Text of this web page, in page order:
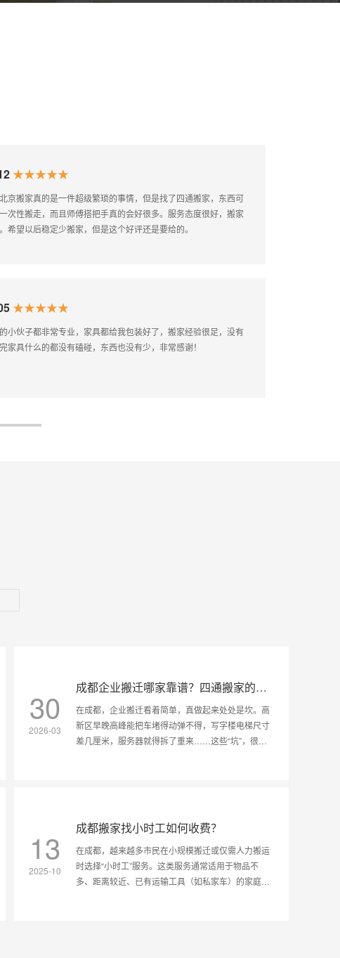
★★★★★
傅很准时，对于搬运的家具也是很认真仔细的打包装箱，态度也
评。
★★★★★
用的搬家软件，师傅准点到达服务还不错，价格便宜，是搬家的首
30
2026-03
成都企业搬迁哪家靠谱？四通搬家的安
心之选
在成都，企业搬迁看着简单，真做起来处处是坎。高
新区早晚高峰能把车堵得动弹不得，写字楼电梯尺寸
差几厘米，服务器就得拆了重来……这些“坑”，很多
13
2025-10
成都搬家找小时工如何收费？
在成都，越来越多市民在小规模搬迁或仅需人力搬运
时选择“小时工”服务。这类服务通常适用于物品不
多、距离较近、已有运输工具（如私家车）的家庭或